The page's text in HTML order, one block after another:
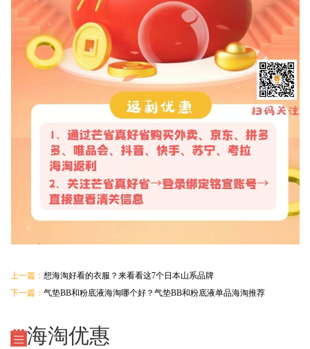
上一篇： 想海淘好看的衣服？来看看这7个日本山系品牌
下一篇： 气垫BB和粉底液海淘哪个好？气垫BB和粉底液单品海淘推荐
海淘优惠